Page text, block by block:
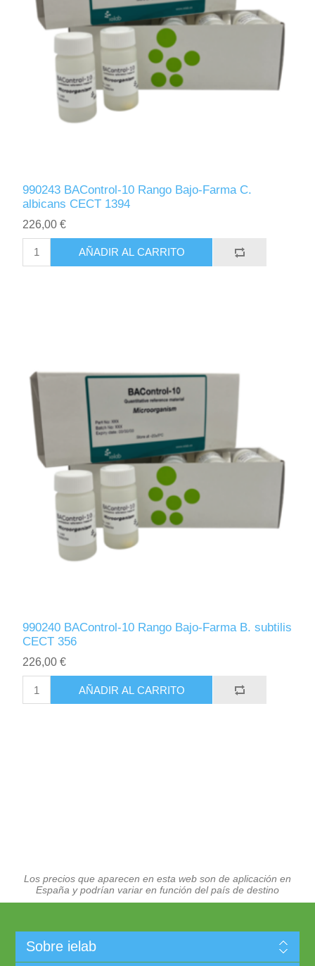
990243 BAControl-10 Rango Bajo-Farma C.
albicans CECT 1394
226,00 €
AÑADIR AL CARRITO
990240 BAControl-10 Rango Bajo-Farma B. subtilis
CECT 356
226,00 €
AÑADIR AL CARRITO
Los precios que aparecen en esta web son de aplicación en
España y podrían variar en función del país de destino
Sobre ielab